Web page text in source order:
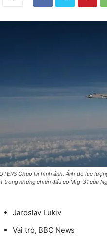
Chụp lại hình ảnh, Ảnh do lực
trong những chiến đấu cơ Mig-31 của
Jaroslav Lukiv
Vai trò, BBC News